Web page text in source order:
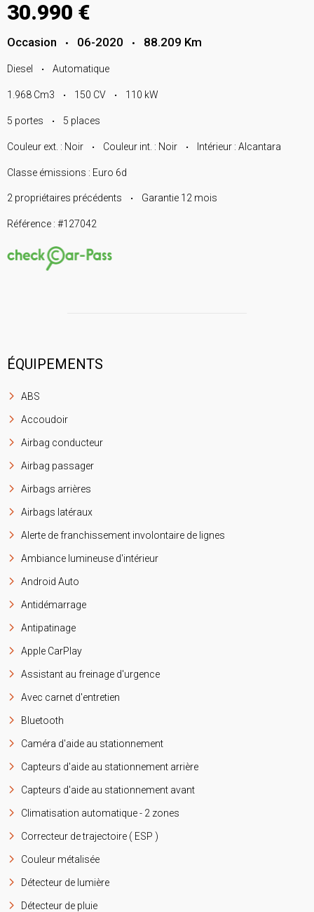
30.990 €
Occasion • 06-2020 • 88.209 Km
Diesel • Automatique
1.968 Cm3 • 150 CV • 110 kW
5 portes • 5 places
Couleur ext. : Noir • Couleur int. : Noir • Intérieur : Alcantara
Classe émissions : Euro 6d
2 propriétaires précédents • Garantie 12 mois
Référence : #127042
ÉQUIPEMENTS
ABS
Accoudoir
Airbag conducteur
Airbag passager
Airbags arrières
Airbags latéraux
Alerte de franchissement involontaire de lignes
Ambiance lumineuse d'intérieur
Android Auto
Antidémarrage
Antipatinage
Apple CarPlay
Assistant au freinage d'urgence
Avec carnet d'entretien
Bluetooth
Caméra d'aide au stationnement
Capteurs d'aide au stationnement arrière
Capteurs d'aide au stationnement avant
Climatisation automatique - 2 zones
Correcteur de trajectoire ( ESP )
Couleur métalisée
Détecteur de lumière
Détecteur de pluie